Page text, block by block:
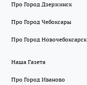
Про Город Дзержинск
Про Город Чебоксары
Про Город Новочебоксарск
Наша Газета
Про Город Иваново